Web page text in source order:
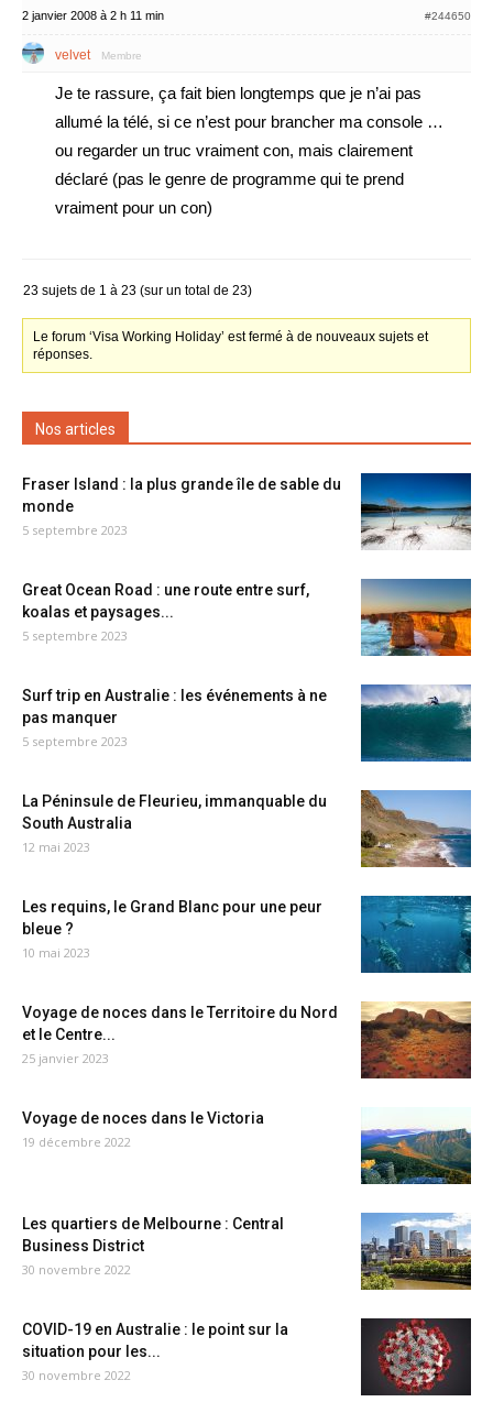
2 janvier 2008 à 2 h 11 min #244650
velvet Membre
Je te rassure, ça fait bien longtemps que je n’ai pas
allumé la télé, si ce n’est pour brancher ma console …
ou regarder un truc vraiment con, mais clairement
déclaré (pas le genre de programme qui te prend
vraiment pour un con)
23 sujets de 1 à 23 (sur un total de 23)
Le forum ‘Visa Working Holiday’ est fermé à de nouveaux sujets et
réponses.
Nos articles
Fraser Island : la plus grande île de sable du
monde
5 septembre 2023
Great Ocean Road : une route entre surf,
koalas et paysages...
5 septembre 2023
Surf trip en Australie : les événements à ne
pas manquer
5 septembre 2023
La Péninsule de Fleurieu, immanquable du
South Australia
12 mai 2023
Les requins, le Grand Blanc pour une peur
bleue ?
10 mai 2023
Voyage de noces dans le Territoire du Nord
et le Centre...
25 janvier 2023
Voyage de noces dans le Victoria
19 décembre 2022
Les quartiers de Melbourne : Central
Business District
30 novembre 2022
COVID-19 en Australie : le point sur la
situation pour les...
30 novembre 2022